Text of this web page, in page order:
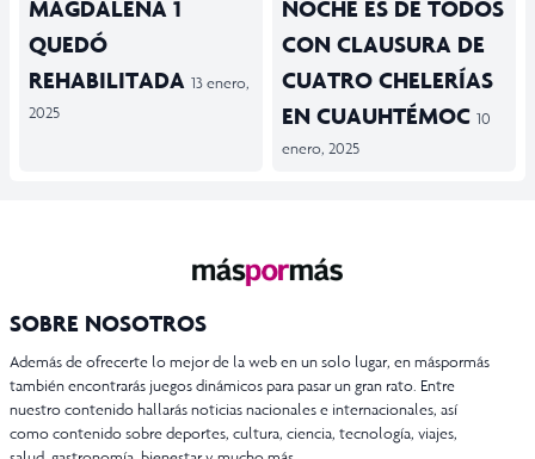
MAGDALENA 1
QUEDÓ
REHABILITADA 13 enero,
2025
NOCHE ES DE TODOS
CON CLAUSURA DE
CUATRO CHELERÍAS
EN CUAUHTÉMOC 10
enero, 2025
SOBRE NOSOTROS
Además de ofrecerte lo mejor de la web en un solo lugar, en máspormás
también encontrarás juegos dinámicos para pasar un gran rato. Entre
nuestro contenido hallarás noticias nacionales e internacionales, así
como contenido sobre deportes, cultura, ciencia, tecnología, viajes,